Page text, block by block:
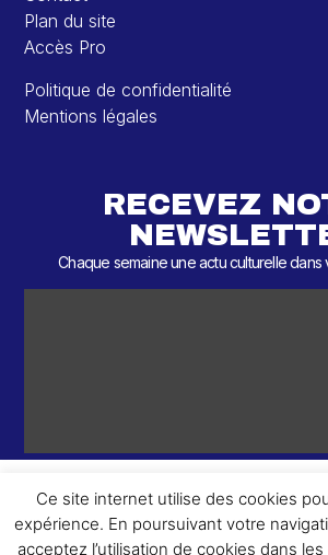
Plan du site
Accès Pro
Politique de confidentialité
Mentions légales
RECEVEZ
Chaque semaine une actu culturelle dans
© 2026 – 2 ème Round – Tous
Ce site internet utilise des cookies
expérience. En poursuivant votre
acceptez l’utilisation de cookies dans